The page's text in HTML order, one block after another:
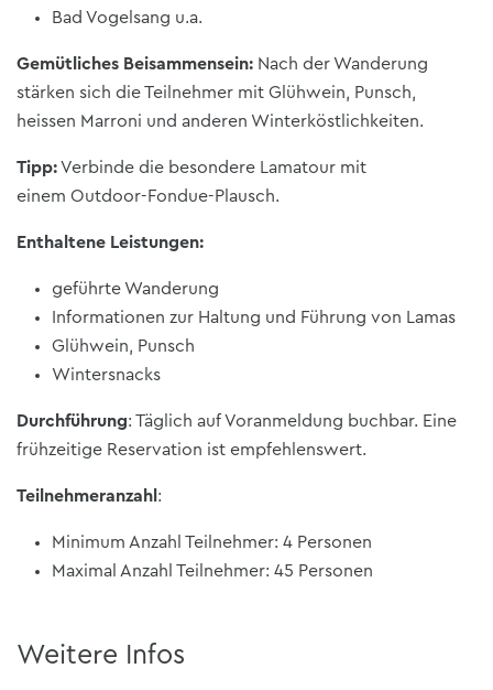
Bad Vogelsang u.a.
Gemütliches Beisammensein: Nach der Wanderung
stärken sich die Teilnehmer mit Glühwein, Punsch,
heissen Marroni und anderen Winterköstlichkeiten.
Tipp:Verbinde die besondere Lamatour mit
einem Outdoor-Fondue-Plausch.
Enthaltene Leistungen:
geführte Wanderung
Informationen zur Haltung und Führung von Lamas
Glühwein, Punsch
Wintersnacks
Durchführung: Täglich auf Voranmeldung buchbar. Eine
frühzeitige Reservation ist empfehlenswert.
Teilnehmeranzahl :
Minimum Anzahl Teilnehmer: 4 Personen
Maximal Anzahl Teilnehmer: 45 Personen
Weitere Infos